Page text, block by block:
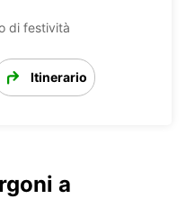
di festività
Itinerario
a